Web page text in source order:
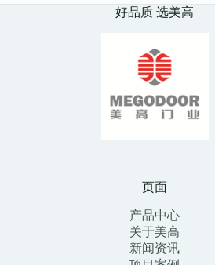
好品质 选美高
页面
产品中心
关于美高
新闻资讯